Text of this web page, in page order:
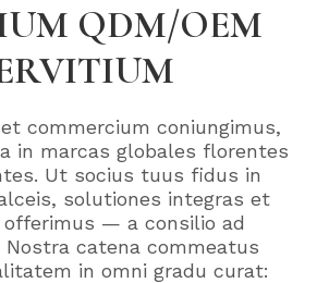
QDM/OEM
commercium coniungimus,
in marcas globales florentes
Ut socius tuus fidus in
solutiones integras et
offerimus — a consilio ad
Nostra catena commeatus
in omni gradu curat: